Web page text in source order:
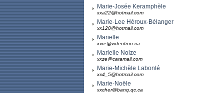
Marie-Josée Keramphèle
xxa22@hotmail.com
Marie-Lee Héroux-Bélanger
xx120@hotmail.com
Marielle
xxre@videotron.ca
Marielle Noize
xxze@caramail.com
Marie-Michèle Labonté
xx4_5@hotmail.com
Marie-Noële
xxcher@banq.qc.ca